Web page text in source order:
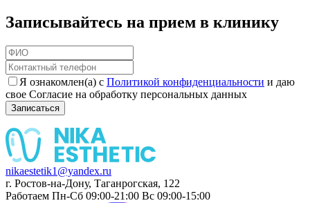
Записывайтесь на прием в клинику
Я ознакомлен(а) с Политикой конфиденциальности и даю
свое Согласие на обработку персональных данных
Записаться
nikaestetik1@yandex.ru
г. Ростов-на-Дону, Таганрогская, 122
Работаем Пн-Сб 09:00-21:00 Вс 09:00-15:00